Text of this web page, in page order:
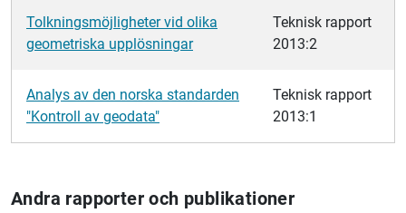
Tolkningsmöjligheter vid olika
geometriska upplösningar
Teknisk rapport
2013:2
Analys av den norska standarden
"Kontroll av geodata"
Teknisk rapport
2013:1
Andra rapporter och publikationer